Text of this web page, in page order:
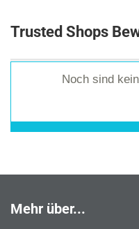
Trusted Shops
Noch sind
Mehr über...